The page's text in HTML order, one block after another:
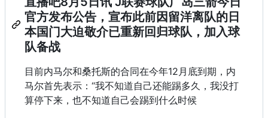
官方发布公告，宣布此前因留洋离队的日
本国门大迫敬介已重新回归球队，加入球
队备战
目前内马尔和桑托斯的合同在今年12月底到期，内
马尔首先表示：“我不知道自己还能踢多久，我没打
算停下来，也不知道自己会踢到什么时候